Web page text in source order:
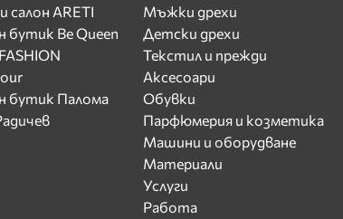
салон ARETI
бутик Be Queen
бутик Палома
Мъжки дрехи
Детски дрехи
Текстил и прежди
Аксесоари
Обувки
Парфюмерия и козметика
Машини и оборудване
Материали
Услуги
Работа